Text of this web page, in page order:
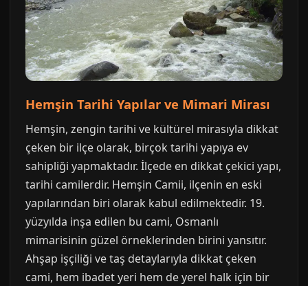
Hemşin Tarihi Yapılar ve Mimari Mirası
Hemşin, zengin tarihi ve kültürel mirasıyla dikkat
çeken bir ilçe olarak, birçok tarihi yapıya ev
sahipliği yapmaktadır. İlçede en dikkat çekici yapı,
tarihi camilerdir. Hemşin Camii, ilçenin en eski
yapılarından biri olarak kabul edilmektedir. 19.
yüzyılda inşa edilen bu cami, Osmanlı
mimarisinin güzel örneklerinden birini yansıtır.
Ahşap işçiliği ve taş detaylarıyla dikkat çeken
cami, hem ibadet yeri hem de yerel halk için bir